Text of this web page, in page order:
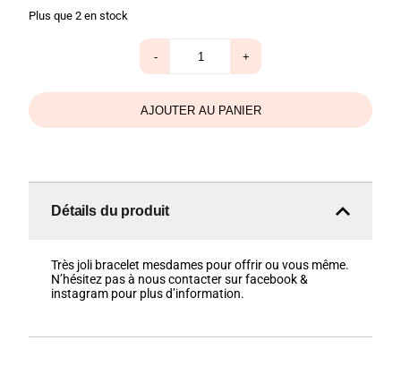
Plus que 2 en stock
de
Bracelet
amour
bleu
jean
&
- +
AJOUTER AU PANIER
Détails du produit
Très joli bracelet mesdames pour offrir ou vous même.
N’hésitez pas à nous contacter sur facebook &
instagram pour plus d’information.